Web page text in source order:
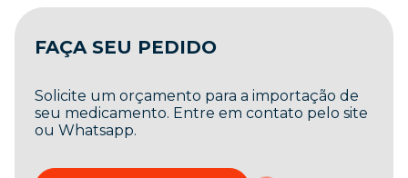
FAÇA SEU PEDIDO
Solicite um orçamento para a importação de
seu medicamento. Entre em contato pelo site
ou Whatsapp.